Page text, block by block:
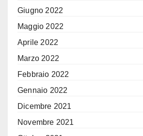
Giugno 2022
Maggio 2022
Aprile 2022
Marzo 2022
Febbraio 2022
Gennaio 2022
Dicembre 2021
Novembre 2021